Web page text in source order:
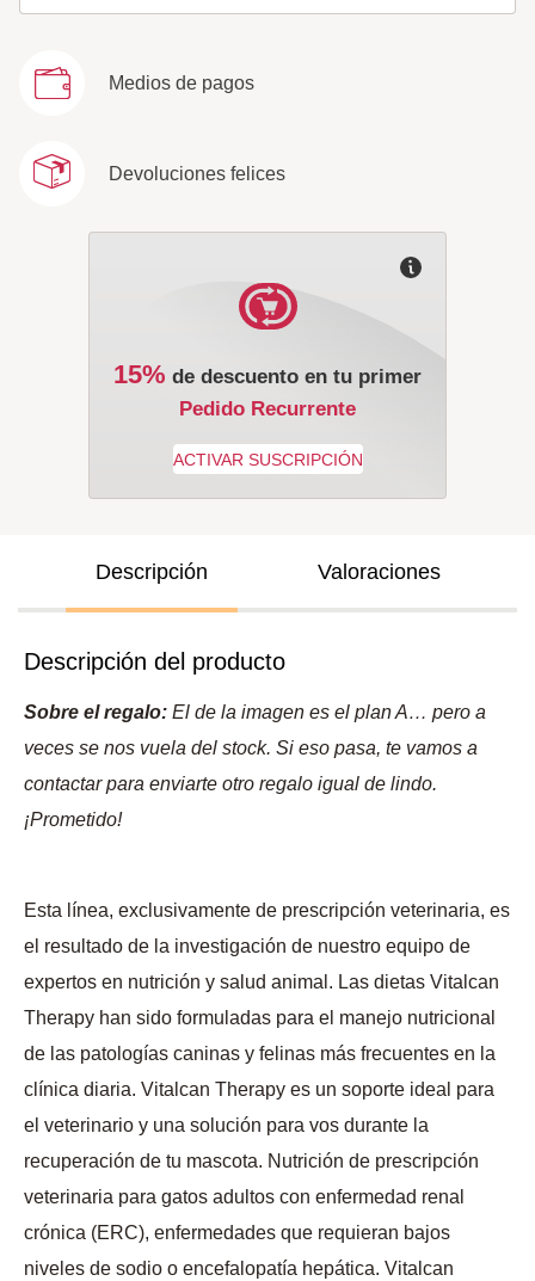
Medios de pagos
Devoluciones felices
15% de descuento en tu primer
Pedido Recurrente
Descripción Valoraciones
Descripción del producto
Sobre el regalo: El de la imagen es el plan A… pero a
veces se nos vuela del stock. Si eso pasa, te vamos a
contactar para enviarte otro regalo igual de lindo.
¡Prometido!
Esta línea, exclusivamente de prescripción veterinaria, es
el resultado de la investigación de nuestro equipo de
expertos en nutrición y salud animal. Las dietas Vitalcan
Therapy han sido formuladas para el manejo nutricional
de las patologías caninas y felinas más frecuentes en la
clínica diaria. Vitalcan Therapy es un soporte ideal para
el veterinario y una solución para vos durante la
recuperación de tu mascota. Nutrición de prescripción
veterinaria para gatos adultos con enfermedad renal
crónica (ERC), enfermedades que requieran bajos
niveles de sodio o encefalopatía hepática. Vitalcan